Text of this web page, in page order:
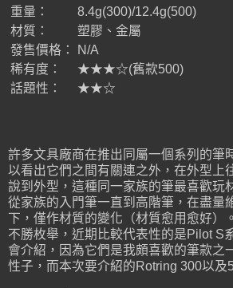
重量：
8.4g(300)/12.4g(500)
材質：
塑膠、金屬
發售價格：
N/A
稀有度：
★★★☆(舊款500)
話題性：
★★☆
許多文具廠商在推出同屬一個系列的筆
以看出它們之間有關連之外，在外型上
說到外型，這種同一家族的筆最喜歡玩
從家族的入門筆一直到高階筆，在盡量
下，僅作材質的變化（材質愈用愈好）
不勝枚舉，近期比較代表性的是Pilot S
會介紹，因為它們是我頗喜歡的筆款之
性子，而本次要介紹的Rotring 300以及